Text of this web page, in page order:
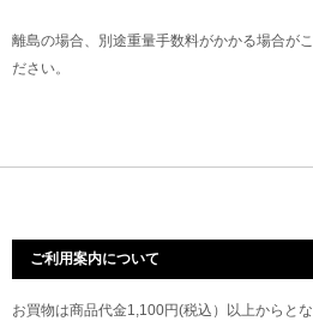
離島の場合、別途重量手数料がかかる場合が
ださい。
ご利用案内について
お買物は商品代金1,100円(税込）以上からと